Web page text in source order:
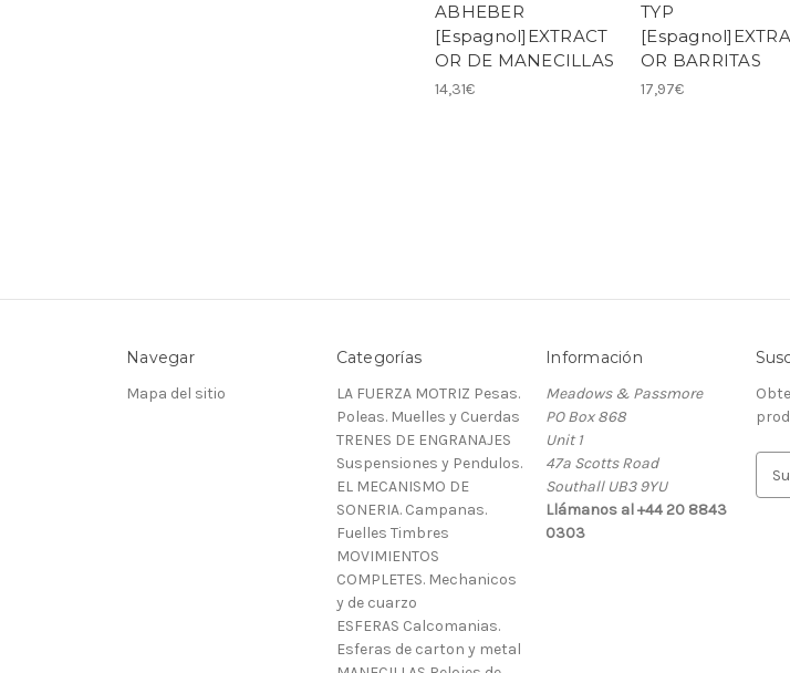
ABHEBER
[Espagnol]EXTRACT
OR DE MANECILLAS
14,31€
TYP
OR BARRITAS
17,97€
Navegar
Mapa del sitio
Categorías
LA FUERZA MOTRIZ Pesas.
Poleas. Muelles y Cuerdas
TRENES DE ENGRANAJES
Suspensiones y Pendulos.
EL MECANISMO DE
SONERIA. Campanas.
Fuelles Timbres
MOVIMIENTOS
COMPLETES. Mechanicos
y de cuarzo
ESFERAS Calcomanias.
Esferas de carton y metal
Información
Meadows & Passmore
PO Box 868
Unit 1
47a Scotts Road
Southall UB3 9YU
Llámanos al +44 20 8843
0303